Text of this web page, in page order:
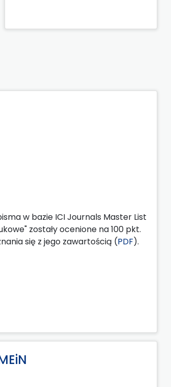
w bazie ICI Journals Master List
zostały ocenione na 100 pkt.
się z jego zawartością (PDF).